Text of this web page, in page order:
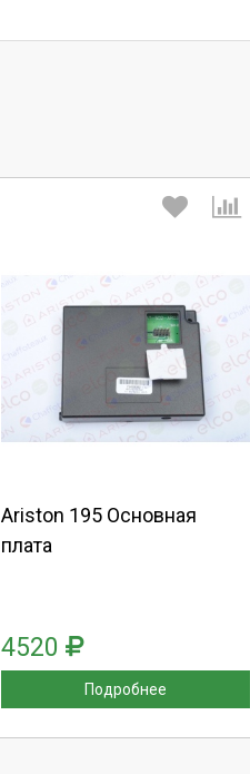
Ariston 195 Основная
плата
4520
Подробнее
Выберите количество: